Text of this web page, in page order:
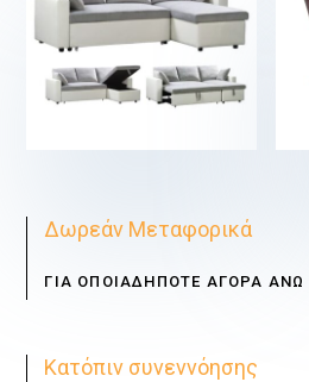
Δωρεάν Μεταφορικά
ΓΙΑ ΟΠΟΙΑΔΗΠΟΤΕ ΑΓΟΡΑ ΑΝΩ
Κατόπιν συνεννόησης